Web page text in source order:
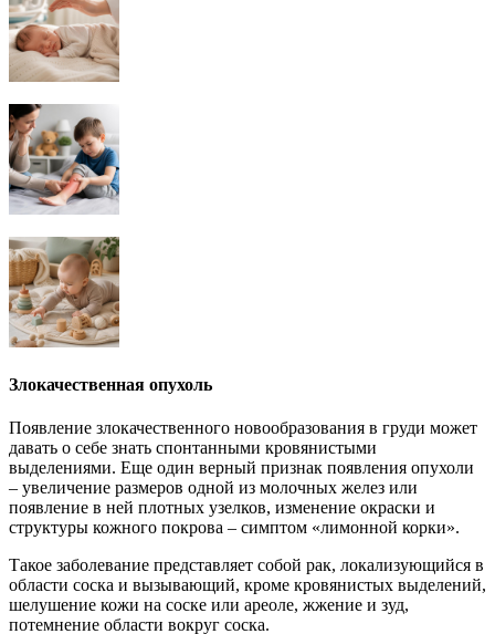
Злокачественная опухоль
Появление злокачественного новообразования в груди может
давать о себе знать спонтанными кровянистыми
выделениями. Еще один верный признак появления опухоли
– увеличение размеров одной из молочных желез или
появление в ней плотных узелков, изменение окраски и
структуры кожного покрова – симптом «лимонной корки».
Такое заболевание представляет собой рак, локализующийся в
области соска и вызывающий, кроме кровянистых выделений,
шелушение кожи на соске или ареоле, жжение и зуд,
потемнение области вокруг соска.